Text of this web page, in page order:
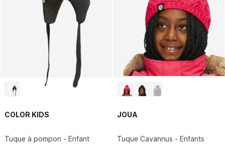
COLOR KIDS
Tuque à pompon - Enfant
JOUA
Tuque Cavannus - Enfants